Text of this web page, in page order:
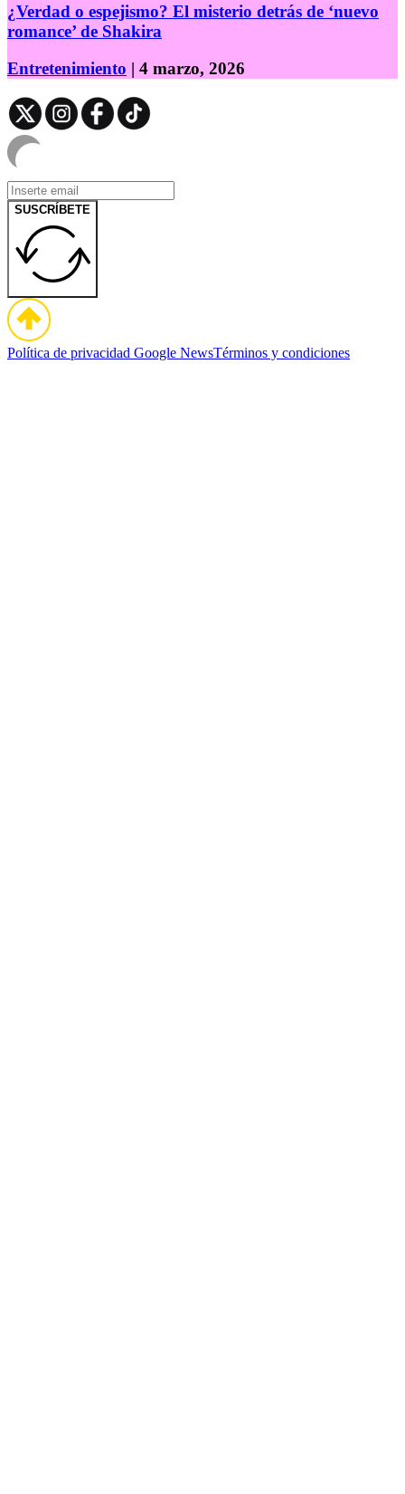
¿Verdad o espejismo? El misterio detrás de ‘nuevo
romance’ de Shakira
Entretenimiento | 4 marzo, 2026
SUSCRÍBETE
Política de privacidad Google NewsTérminos y condiciones